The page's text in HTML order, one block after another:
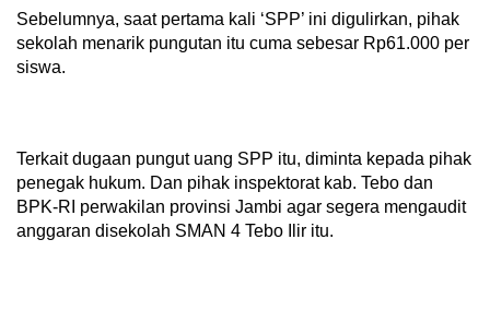
Sebelumnya, saat pertama kali ‘SPP’ ini digulirkan, pihak
sekolah menarik pungutan itu cuma sebesar Rp61.000 per
siswa.
Terkait dugaan pungut uang SPP itu, diminta kepada pihak
penegak hukum. Dan pihak inspektorat kab. Tebo dan
BPK-RI perwakilan provinsi Jambi agar segera mengaudit
anggaran disekolah SMAN 4 Tebo Ilir itu.